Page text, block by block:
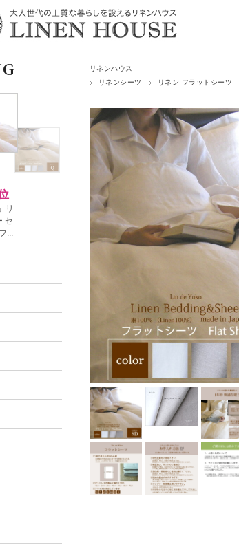
リネンハウス
リネンシーツ
リネン フラットシーツ